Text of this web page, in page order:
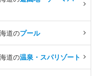
道のプール
道の温泉・スパリゾート